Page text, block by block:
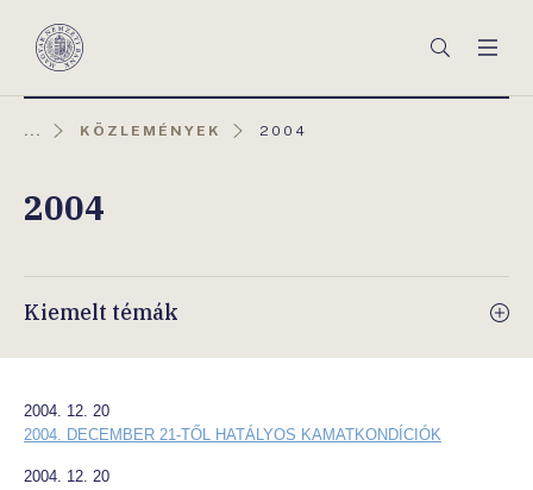
Magyar
Keresés
... KÖZLEMÉNYEK
AKTUÁLIS
2004
2004
Kiemelt témák
2004. 12. 20
2004. DECEMBER 21-TŐL HATÁLYOS KAMATKONDÍCIÓK
2004. 12. 20